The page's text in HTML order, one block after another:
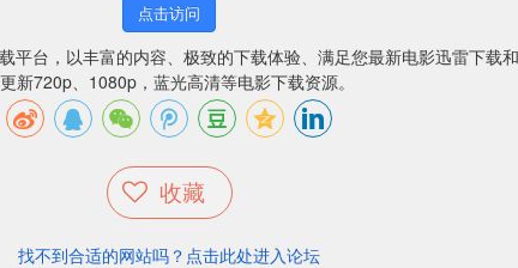
点击访问
平台，以丰富的内容、极致的下载体验、满足您最新电影迅雷下载
新720p、1080p，蓝光高清等电影下载资源。
收藏
找不到合适的网站吗？点击此处进入论坛